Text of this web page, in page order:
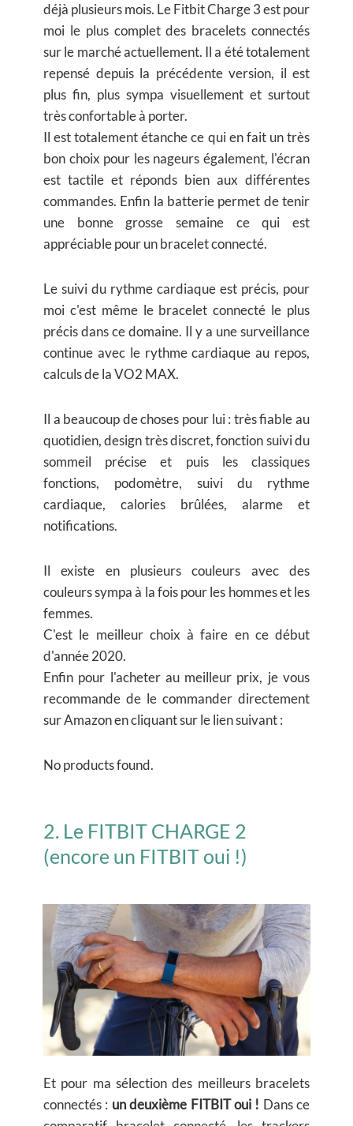
déjà plusieurs mois. Le Fitbit Charge 3 est pour
moi le plus complet des bracelets connectés
sur le marché actuellement. Il a été totalement
repensé depuis la précédente version, il est
plus fin, plus sympa visuellement et surtout
très confortable à porter.
Il est totalement étanche ce qui en fait un très
bon choix pour les nageurs également, l'écran
est tactile et réponds bien aux différentes
commandes. Enfin la batterie permet de tenir
une bonne grosse semaine ce qui est
appréciable pour un bracelet connecté.
Le suivi du rythme cardiaque est précis, pour
moi c'est même le bracelet connecté le plus
précis dans ce domaine. Il y a une surveillance
continue avec le rythme cardiaque au repos,
calculs de la VO2 MAX.
Il a beaucoup de choses pour lui : très fiable au
quotidien, design très discret, fonction suivi du
sommeil précise et puis les classiques
fonctions, podomètre, suivi du rythme
cardiaque, calories brûlées, alarme et
notifications.
Il existe en plusieurs couleurs avec des
couleurs sympa à la fois pour les hommes et les
femmes.
C'est le meilleur choix à faire en ce début
d'année 2020.
Enfin pour l'acheter au meilleur prix, je vous
recommande de le commander directement
sur Amazon en cliquant sur le lien suivant :
No products found.
2. Le FITBIT CHARGE 2
(encore un FITBIT oui !)
Et pour ma sélection des meilleurs bracelets
connectés : un deuxième FITBIT oui ! Dans ce